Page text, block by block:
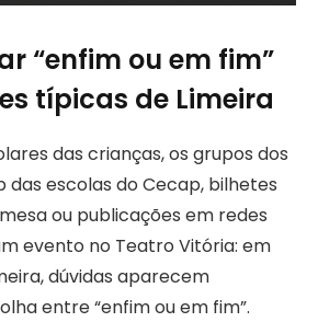
“enfim ou em fim”
típicas de Limeira
das crianças, os grupos dos
das escolas do Cecap, bilhetes
ou publicações em redes
evento no Teatro Vitória: em
dúvidas aparecem
entre “enfim ou em fim”.